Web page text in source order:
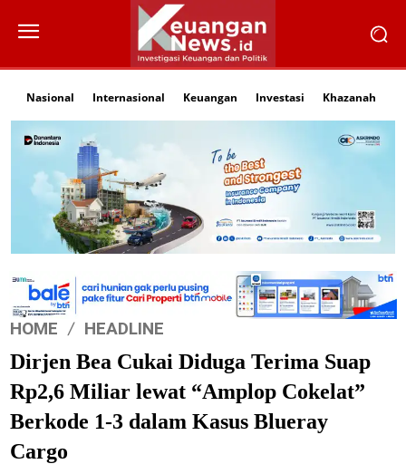
Nasional Internasional Keuangan Investasi Khazanah
HOME HEADLINE
Dirjen Bea Cukai Diduga Terima Suap
Rp2,6 Miliar lewat “Amplop Cokelat”
Berkode 1-3 dalam Kasus Blueray
Cargo